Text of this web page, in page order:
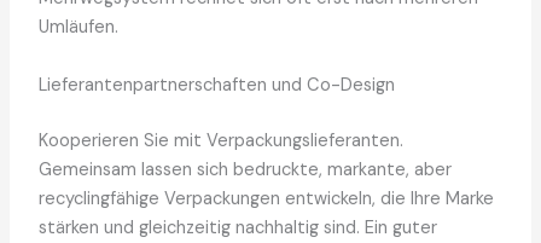
Umläufen.
Lieferantenpartnerschaften und Co-Design
Kooperieren Sie mit Verpackungslieferanten.
Gemeinsam lassen sich bedruckte, markante, aber
recyclingfähige Verpackungen entwickeln, die Ihre Marke
stärken und gleichzeitig nachhaltig sind. Ein guter